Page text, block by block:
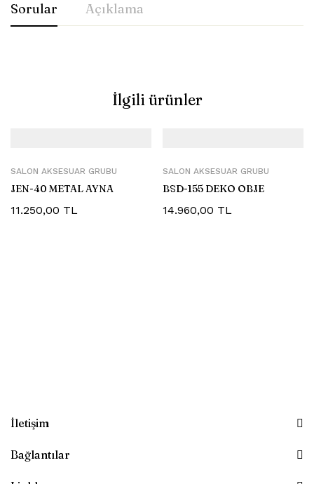
Sorular Açıklama
İlgili ürünler
SALON AKSESUAR GRUBU
JEN-40 METAL AYNA
11.250,00 TL
SALON AKSESUAR GRUBU
BSD-155 DEKO OBJE
14.960,00 TL
İletişim
Bağlantılar